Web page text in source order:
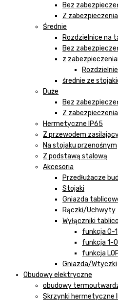
Bez
Z
Średnie
Rozdzielnice na
Bez
z
średnie ze
Duże
Bez
Z
Hermetyczne IP65
Z przewodem
Na stojaku przenośnym
Z podstawą stalową
Akcesoria
Przedłużacze
Stojaki
Gniazda
Rączki/Uchwyty
Wyłączniki
funkcja 0-1
funkcja 1-
funkcja
Gniazda/Wtyczki
Obudowy elektryczne
obudowy
Skrzynki hermetyczne